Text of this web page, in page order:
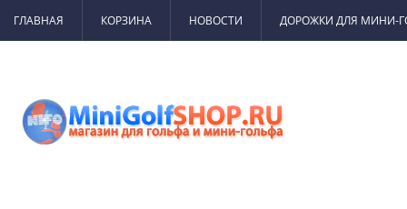
ГЛАВНАЯ КОРЗИНА НОВОСТИ ДОРОЖКИ ДЛЯ МИНИ-